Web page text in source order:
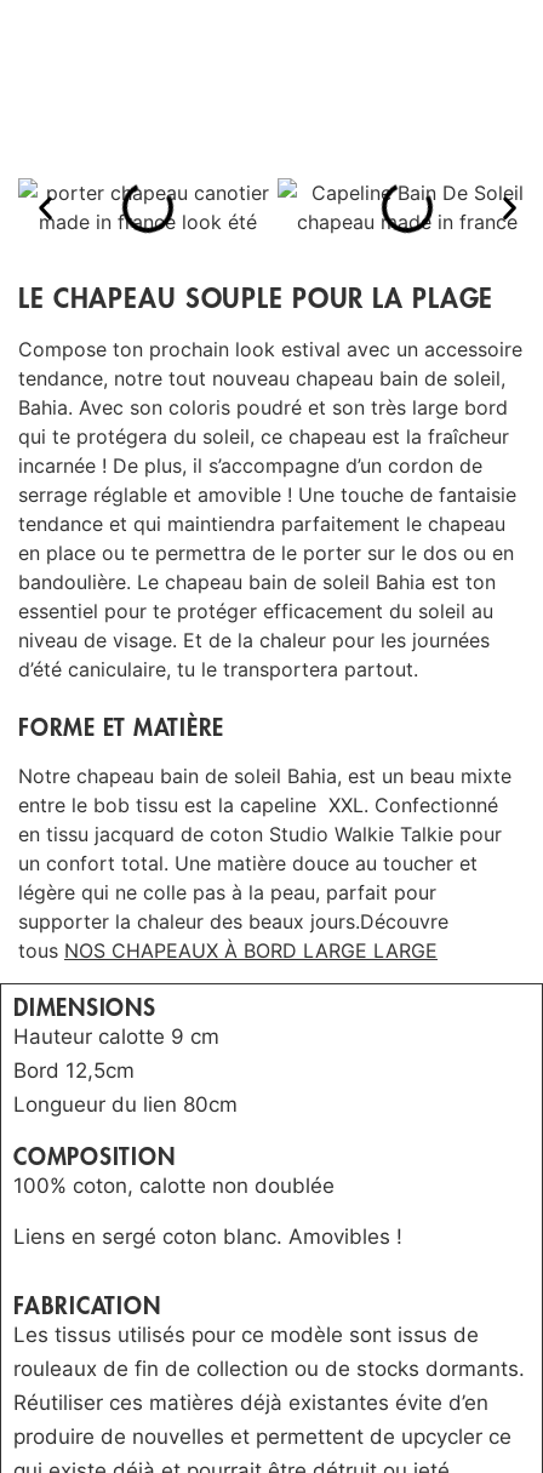
LE CHAPEAU SOUPLE POUR LA PLAGE
Compose ton prochain look estival avec un accessoire
tendance, notre tout nouveau chapeau bain de soleil,
Bahia. Avec son coloris poudré et son très large bord
qui te protégera du soleil, ce chapeau est la fraîcheur
incarnée ! De plus, il s’accompagne d’un cordon de
serrage réglable et amovible ! Une touche de fantaisie
tendance et qui maintiendra parfaitement le chapeau
en place ou te permettra de le porter sur le dos ou en
bandoulière. Le chapeau bain de soleil Bahia est ton
essentiel pour te protéger efficacement du soleil au
niveau de visage. Et de la chaleur pour les journées
d’été caniculaire, tu le transportera partout.
FORME ET MATIÈRE
Notre chapeau bain de soleil Bahia, est un beau mixte
entre le bob tissu est la capeline XXL. Confectionné
en tissu jacquard de coton Studio Walkie Talkie pour
un confort total. Une matière douce au toucher et
légère qui ne colle pas à la peau, parfait pour
supporter la chaleur des beaux jours.Découvre
tous NOS CHAPEAUX À BORD LARGE LARGE
DIMENSIONS
Hauteur calotte 9 cm
Bord 12,5cm
Longueur du lien 80cm
COMPOSITION
100% coton, calotte non doublée
Liens en sergé coton blanc. Amovibles !
FABRICATION
Les tissus utilisés pour ce modèle sont issus de
rouleaux de fin de collection ou de stocks dormants.
Réutiliser ces matières déjà existantes évite d’en
produire de nouvelles et permettent de upcycler ce